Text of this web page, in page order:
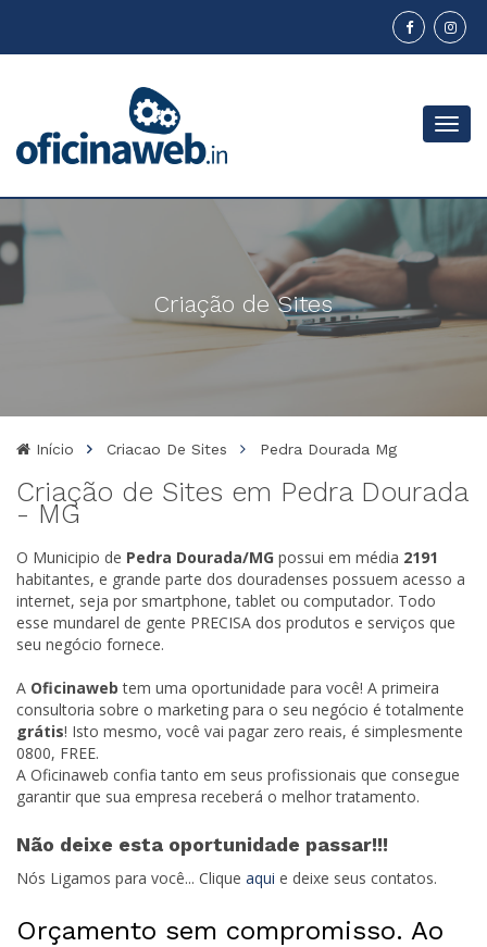
Menu
Criação de Sites
Início Criacao De Sites Pedra Dourada Mg
Criação de Sites em Pedra Dourada
- MG
O Municipio de Pedra Dourada/MG possui em média 2191
habitantes, e grande parte dos douradenses possuem acesso a
internet, seja por smartphone, tablet ou computador. Todo
esse mundarel de gente PRECISA dos produtos e serviços que
seu negócio fornece.
A Oficinaweb tem uma oportunidade para você! A primeira
consultoria sobre o marketing para o seu negócio é totalmente
grátis! Isto mesmo, você vai pagar zero reais, é simplesmente
0800, FREE.
A Oficinaweb confia tanto em seus profissionais que consegue
garantir que sua empresa receberá o melhor tratamento.
Não deixe esta oportunidade passar!!!
Nós Ligamos para você... Clique aqui e deixe seus contatos.
Orçamento sem compromisso. Ao